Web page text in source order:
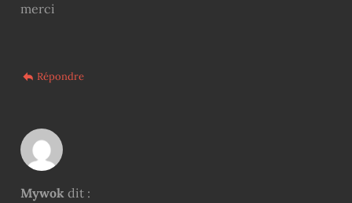
merci
Répondre
Mywok dit :